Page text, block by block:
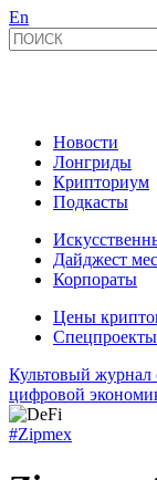
En
Новости
Лонгриды
Крипториум
Подкасты
Дайджест
Корпораты
Цены
Спецпроекты
Культовый журнал
цифровой
#Zipmex